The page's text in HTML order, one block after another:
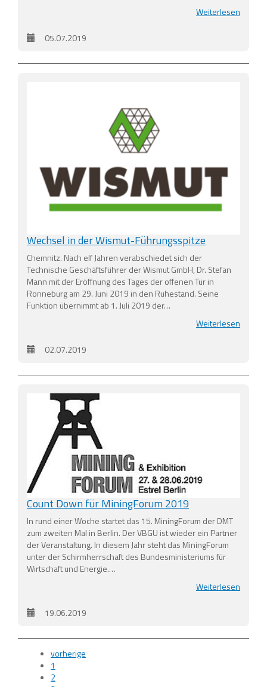
Weiterlesen
05.07.2019
Wechsel in der Wismut-Führungsspitze
Chemnitz. Nach elf Jahren verabschiedet sich der
Technische Geschäftsführer der Wismut GmbH, Dr. Stefan
Mann mit der Eröffnung des Tages der offenen Tür in
Ronneburg am 29. Juni 2019 in den Ruhestand. Seine
Funktion übernimmt ab 1. Juli 2019 der…
Weiterlesen
02.07.2019
Count Down für MiningForum 2019
In rund einer Woche startet das 15. MiningForum der DMT
zum zweiten Mal in Berlin. Der VBGU ist wieder ein Partner
der Veranstaltung. In diesem Jahr steht das MiningForum
unter der Schirmherrschaft des Bundesministeriums für
Wirtschaft und Energie.…
Weiterlesen
19.06.2019
vorherige
1
2